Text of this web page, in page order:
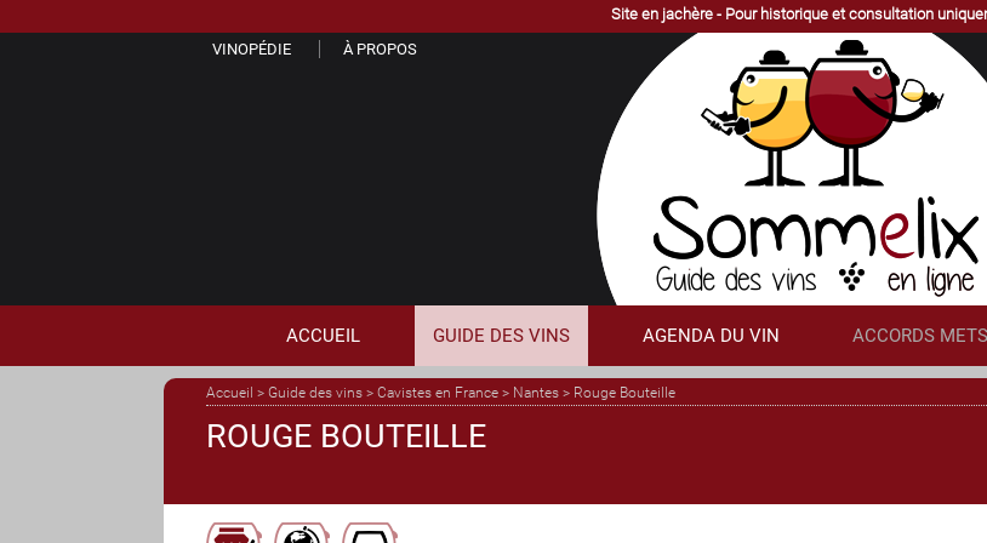
Accueil > Guide des vins > Cavistes en France > Nantes > Rouge Bouteille
ROUGE BOUTEILLE
VINOPÉDIE À PROPOS
ACCUEIL GUIDE DES VINS AGENDA DU VIN ACCORDS
Site en jachère - Pour historique et consultation